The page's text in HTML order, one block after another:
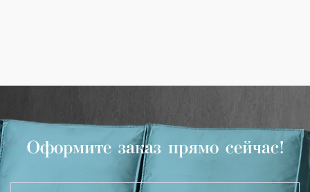
Оформите заказ прямо сейчас!